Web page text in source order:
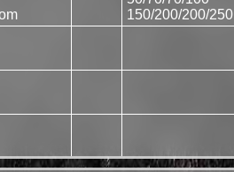
150/200/200/250